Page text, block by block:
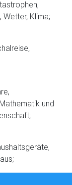
Klima;
und